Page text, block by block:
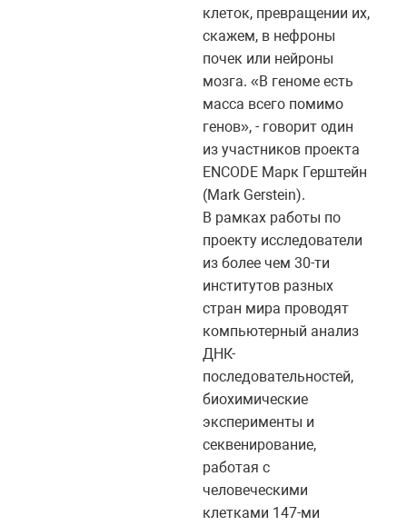
клеток, превращении их,
скажем, в нефроны
почек или нейроны
мозга. «В геноме есть
масса всего помимо
генов», - говорит один
из участников проекта
ENCODE Марк Герштейн
(Mark Gerstein).
В рамках работы по
проекту исследователи
из более чем 30-ти
институтов разных
стран мира проводят
компьютерный анализ
ДНК-
последовательностей,
биохимические
эксперименты и
секвенирование,
работая с
человеческими
клетками 147-ми